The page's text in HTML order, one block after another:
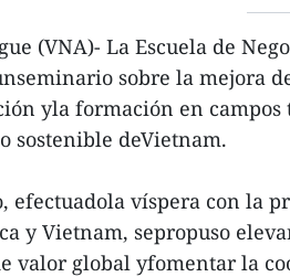
(VNA)- La Escuela de
sobre la mejora
yla formación en
sostenible deVietnam.
efectuadola víspera con la
y Vietnam, sepropuso
valor global yfomentar la